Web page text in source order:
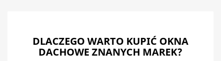
DLACZEGO WARTO KUPIĆ OKNA
DACHOWE ZNANYCH MAREK?